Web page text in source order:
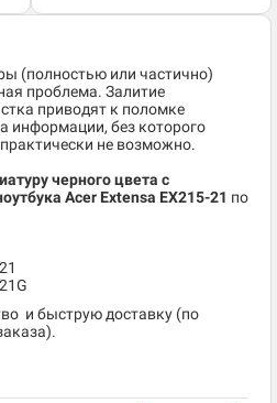
(полностью или частично)
проблема. Залитие
приводят к поломке
информации, без которого
не возможно.
черного цвета с
Acer Extensa EX215-21​ по
и быструю доставку (по